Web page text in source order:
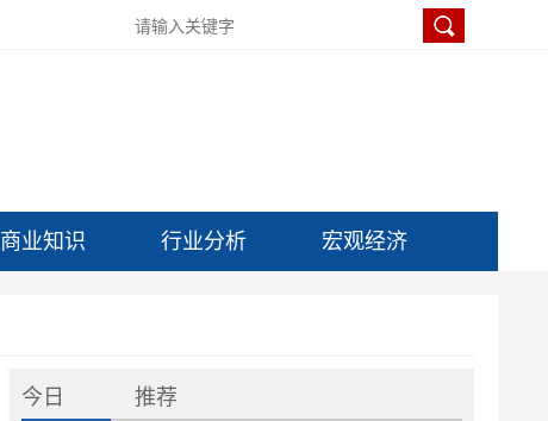
商业知识 行业分析 宏观经济
今日 推荐